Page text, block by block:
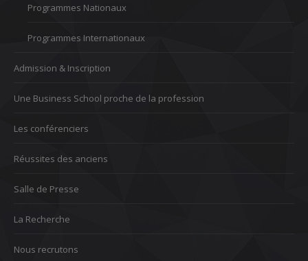
Programmes Nationaux
Programmes Internationaux
Admission & Inscription
Une Business School proche de la profession
Les conférenciers
Réussites des anciens
Salle de Presse
La Recherche
Nous recrutons